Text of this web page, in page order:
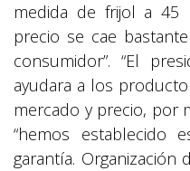
medida de frijol a 45
precio se cae
consumidor”. “El
ayudara a los
mercado y precio, por
“hemos establecido
garantía.